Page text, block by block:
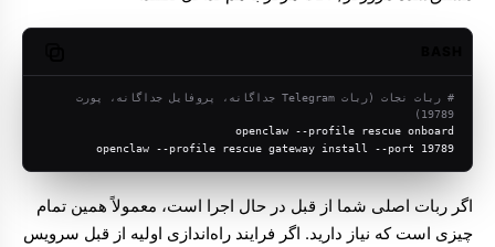
19789)
openclaw --profile rescue onboard
openclaw --profile rescue gateway install --port 19789
اگر ربات اصلی شما از قبل در حال اجرا است، معمولاً همین تمام
چیزی است که نیاز دارید. اگر فرایند راه‌اندازی اولیه از قبل سرویس